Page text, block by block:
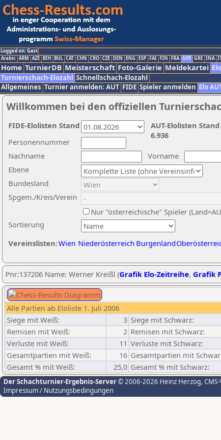
Logged on: Gast
Arabic ARM AZE BIH BUL CAT CHN CRO CZE DEN ENG ESP FAI FIN FRA GER GRE INA
Home TurnierDB Meisterschaft Foto-Galerie Meldekartei
Turnierschach-Elozahl Schnellschach-Elozahl
Allgemeines Turnier anmelden: AUT FIDE Spieler anmelden Elo
Willkommen bei den offiziellen
Nachname
Vorname
Ebene
Sortierung
Personennummer
Bundesland
Spgem./Kreis/Verein
Nur "österreichische" Spieler
Vereinslisten:Wien Niederösterreich Burgenland
AUT-Elolisten
6.936
FIDE-Elolisten Stand
Pnr:137206 Name: Werner Kreißl (Grafik Elo-Zeitreihe, Grafik
Alle Partien ab Eloliste 1. Juli 2006
Siege mit Weiß:
3 Siege mit Schwarz:
Remisen mit Weiß:
2 Remisen mit Schwarz:
Verluste mit Weiß:
11 Verluste mit Schwarz:
Gesamtpartien mit Weiß:
16 Gesamtpartien mit
Gesamt % mit Weiß:
25,0 Gesamt % mit Schwarz:
Der Schachturnier-Ergebnis-Server© 2006-2026 Heinz Herzog,
Impressum / Nutzungsbedingungen